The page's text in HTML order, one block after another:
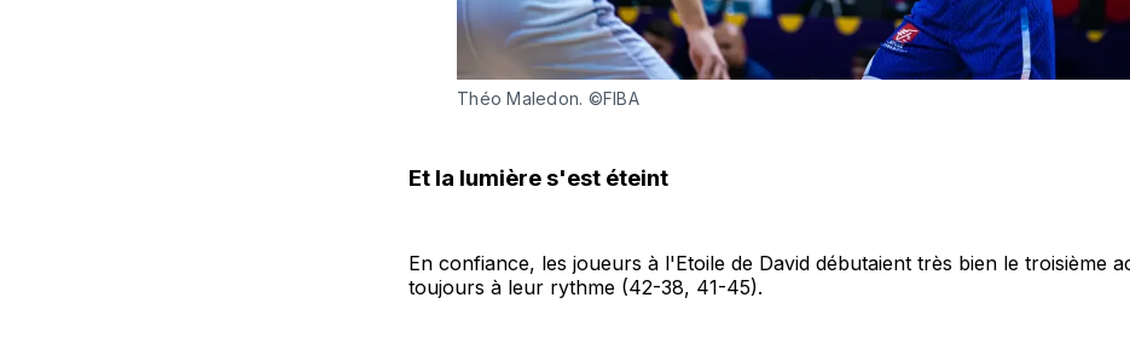
Théo Maledon. ©FIBA
Et la lumière s'est éteint
En confiance, les joueurs à l'Etoile de David débutaient très bien le troisième
toujours à leur rythme (42-38, 41-45).